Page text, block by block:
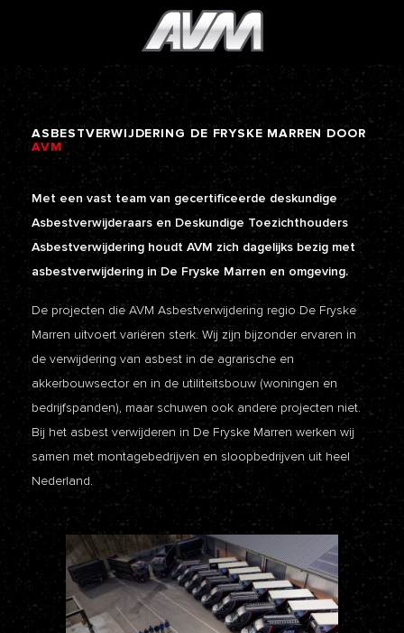
ASBESTVERWIJDERING DE FRYSKE MARREN DOOR
AVM
Met een vast team van gecertificeerde deskundige
Asbestverwijderaars en Deskundige Toezichthouders
Asbestverwijdering houdt AVM zich dagelijks bezig met
asbestverwijdering in De Fryske Marren en omgeving.
De projecten die AVM Asbestverwijdering regio De Fryske
Marren uitvoert variëren sterk. Wij zijn bijzonder ervaren in
de verwijdering van asbest in de agrarische en
akkerbouwsector en in de utiliteitsbouw (woningen en
bedrijfspanden), maar schuwen ook andere projecten niet.
Bij het asbest verwijderen in De Fryske Marren werken wij
samen met montagebedrijven en sloopbedrijven uit heel
Nederland.